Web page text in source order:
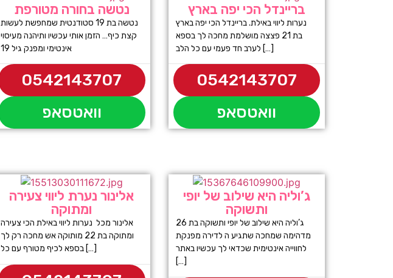
נטשה בחורה מטורפת
נטשה בת 19 סטודנטית שמחפשת לעשות
קצת כיף… הזמן אותי עכשיו ותיהנה מעיסוי
אינטימי ומפנק גיל 19
0542143707
וואטסאפ
בריינדל הכי יפה בארץ
נערות ליווי באילת. בריינדל הכי יפה בארץ
בת 21 פצצה מושלמת מחכה לך בספא
לערב חד פעמי עם כל הלב […]
0542143707
וואטסאפ
אלינור נערת ליווי צעירה
ומתוקה
אלינור מכל נערות ליווי באילת הכי צעירה
ומתוקה בת 22 מותוקה אש מחכה רק לך
בספא לכיף מטורף עם כל […]
ג’וליה היא שילוב של יופי
ותשוקה
ג’וליה היא שילוב של יופי ותשוקה בת 26
מדהימה שמחכה שתגיע ה לדירה מפנקת
לחווייה אינטימית שכדאי לך עכשיו באתר
[…]